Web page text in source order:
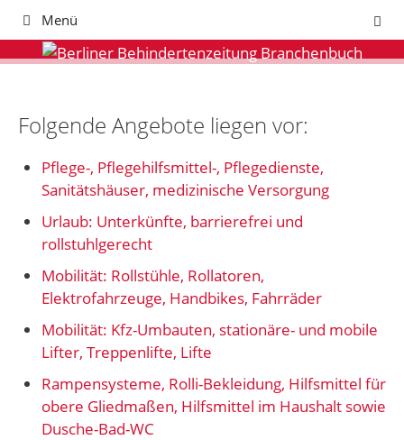
Zum
springen
Menü
Folgende Angebote liegen vor:
Pflege-, Pflegehilfsmittel-, Pflegedienste,
Sanitätshäuser, medizinische Versorgung
Urlaub: Unterkünfte, barrierefrei und
rollstuhlgerecht
Mobilität: Rollstühle, Rollatoren,
Elektrofahrzeuge, Handbikes, Fahrräder
Mobilität: Kfz-Umbauten, stationäre- und mobile
Lifter, Treppenlifte, Lifte
Rampensysteme, Rolli-Bekleidung, Hilfsmittel für
obere Gliedmaßen, Hilfsmittel im Haushalt sowie
Dusche-Bad-WC